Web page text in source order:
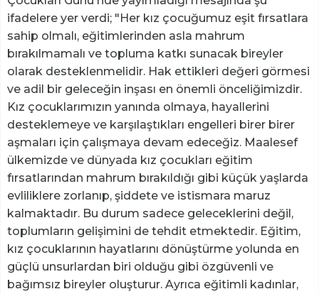
ifadelere yer verdi; "Her kız çocuğumuz eşit fırsatlara
sahip olmalı, eğitimlerinden asla mahrum
bırakılmamalı ve topluma katkı sunacak bireyler
olarak desteklenmelidir. Hak ettikleri değeri görmesi
ve adil bir geleceğin inşası en önemli önceliğimizdir.
Kız çocuklarımızın yanında olmaya, hayallerini
desteklemeye ve karşılaştıkları engelleri birer birer
aşmaları için çalışmaya devam edeceğiz. Maalesef
ülkemizde ve dünyada kız çocukları eğitim
fırsatlarından mahrum bırakıldığı gibi küçük yaşlarda
evliliklere zorlanıp, şiddete ve istismara maruz
kalmaktadır. Bu durum sadece geleceklerini değil,
toplumların gelişimini de tehdit etmektedir. Eğitim,
kız çocuklarının hayatlarını dönüştürme yolunda en
güçlü unsurlardan biri olduğu gibi özgüvenli ve
bağımsız bireyler oluşturur. Ayrıca eğitimli kadınlar,